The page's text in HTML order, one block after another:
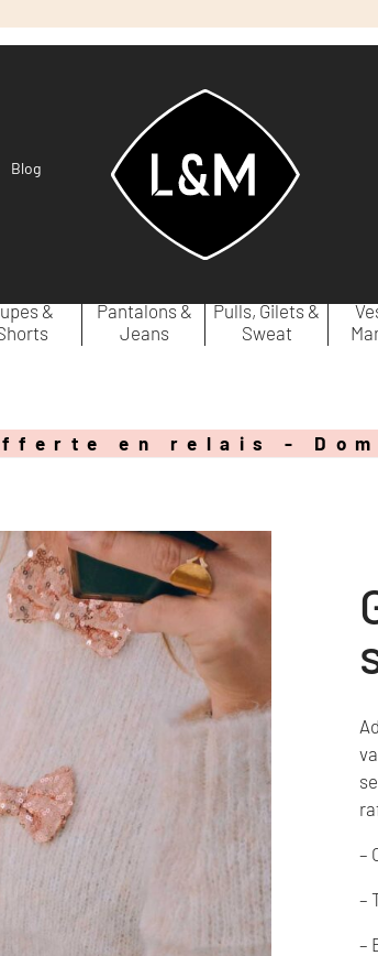
Blog
&
Pantalons &
Jeans
Pulls, Gilets &
Sweat
en relais -
–
–
–